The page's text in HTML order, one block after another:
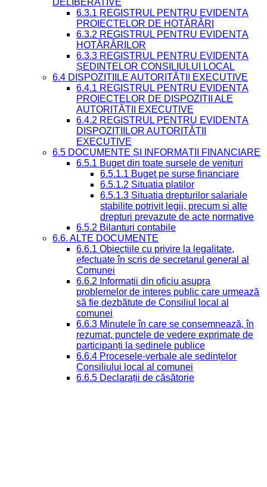
DELIBERATIVE
6.3.1 REGISTRUL PENTRU EVIDENȚA
PROIECTELOR DE HOTĂRÂRI
6.3.2 REGISTRUL PENTRU EVIDENȚA
HOTĂRÂRILOR
6.3.3 REGISTRUL PENTRU EVIDENȚA
ȘEDINȚELOR CONSILIULUI LOCAL
6.4 DISPOZIȚIILE AUTORITĂȚII EXECUTIVE
6.4.1 REGISTRUL PENTRU EVIDENȚA
PROIECTELOR DE DISPOZIȚII ALE
AUTORITĂȚII EXECUTIVE
6.4.2 REGISTRUL PENTRU EVIDENȚA
DISPOZIȚIILOR AUTORITĂȚII
EXECUTIVE
6.5 DOCUMENTE ȘI INFORMAȚII FINANCIARE
6.5.1 Buget din toate sursele de venituri
6.5.1.1 Buget pe surse financiare
6.5.1.2 Situatia platilor
6.5.1.3 Situatia drepturilor salariale
stabilite potrivit legii, precum si alte
drepturi prevazute de acte normative
6.5.2 Bilanturi contabile
6.6. ALTE DOCUMENTE
6.6.1 Obiecțiile cu privire la legalitate,
efectuate în scris de secretarul general al
Comunei
6.6.2 Informații din oficiu asupra
problemelor de interes public care urmează
să fie dezbătute de Consiliul local al
comunei
6.6.3 Minutele în care se consemnează, în
rezumat, punctele de vedere exprimate de
participanți la ședinele publice
6.6.4 Procesele-verbale ale ședințelor
Consiliului local al comunei
6.6.5 Declarații de căsătorie